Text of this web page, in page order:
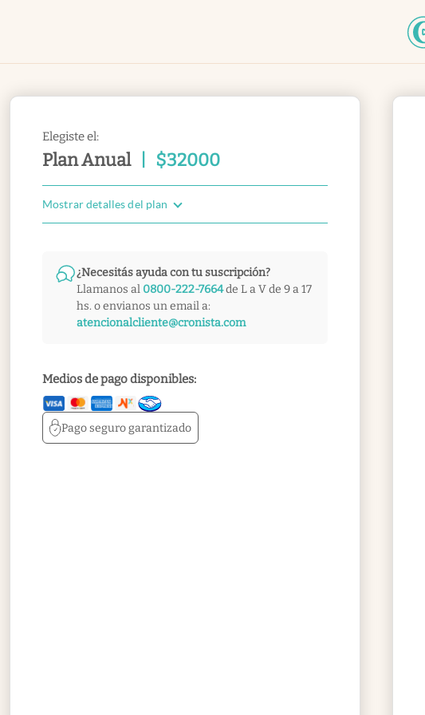
Elegiste el:
Plan Anual $32000
Mostrar detalles del plan
¿Necesitás ayuda con tu suscripción?
Llamanos al 0800-222-7664de L a V de 9 a 17
hs. o envianos un email a:
atencionalcliente@cronista.com
Medios de pago disponibles:
Pago segurogarantizado